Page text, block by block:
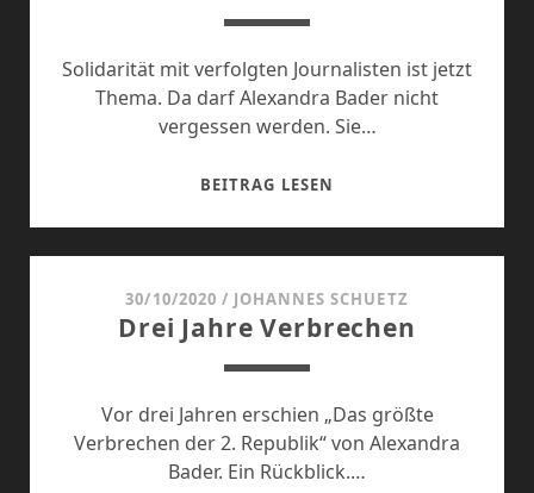
Solidarität mit verfolgten Journalisten ist jetzt
Thema. Da darf Alexandra Bader nicht
vergessen werden. Sie…
BEITRAG LESEN
PRESSEFREIHEIT
30/10/2020 / JOHANNES SCHUETZ
Drei Jahre Verbrechen
Vor drei Jahren erschien „Das größte
Verbrechen der 2. Republik“ von Alexandra
Bader. Ein Rückblick.…